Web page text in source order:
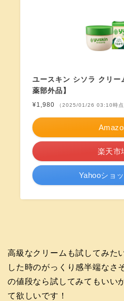
ユースキン シソラ クリ
薬部外品】
¥1,980 （2025/01/26 03:10時
楽天市
Yahooショ
高級なクリームも試してみた
した時のがっくり感半端なさ
の値段なら試してみてもいい
て欲しいです！